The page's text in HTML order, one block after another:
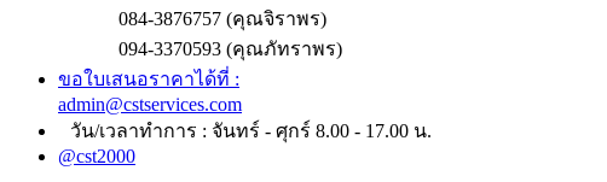
084-3876757 (คุณจิราพร)
094-3370593 (คุณภัทราพร)
ขอใบเสนอราคาได้ที่ :
admin@cstservices.com
วัน/เวลาทำการ : จันทร์ - ศุกร์ 8.00 - 17.00 น.
@cst2000